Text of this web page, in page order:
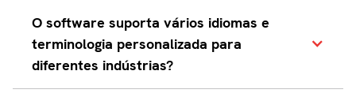
rótulo de arte ajuda a manter 100%
de conformidade com o rótulo e
reduz os erros manuais caros.
Sim, a nossa plataforma suporta a
conformidade com os principais
padrões de rotulagem regulatória,
O software suporta vários idiomas e
terminologia personalizada para
diferentes indústrias?